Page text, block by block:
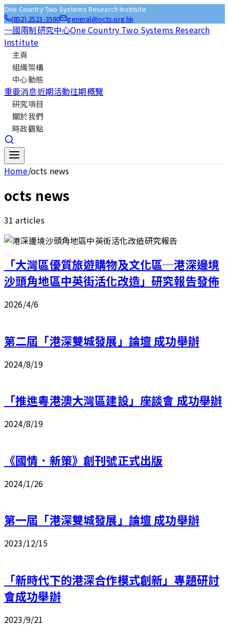
One Country Two Systems Research Institute
(852) 2523-3580
general@octs.org.hk
一國兩制研究中心One Country Two Systems Research
Institute
主頁
組織架構
中心動態
重要消息近期活動往期概覽
研究項目
關於我們
時政觀點
Home/octs news
octs news
31 articles
「大灣區優質旅遊購物及文化區─港深邊境
沙頭角地區中英街活化改造」研究報告發佈
2026/4/6
第二屆「港深雙城發展」論壇 成功舉辦
2024/8/19
「推進粵港澳大灣區建設」座談會 成功舉辦
2024/8/19
《國情．新策》創刊號正式出版
2024/1/26
第一屆「港深雙城發展」論壇 成功舉辦
2023/12/15
「新時代下的港深合作模式創新」專題研討
會成功舉辦
2023/9/21